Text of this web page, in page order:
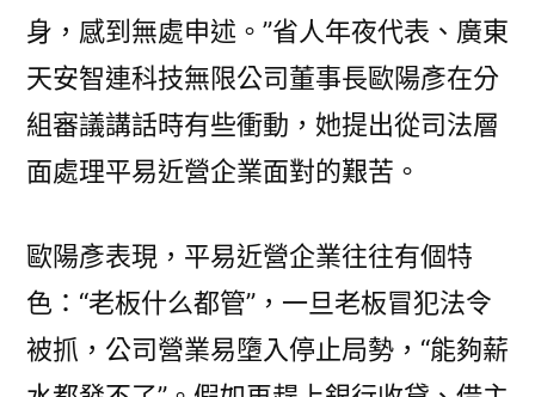
身，感到無處申述。”省人年夜代表、廣東
天安智連科技無限公司董事長歐陽彥在分
組審議講話時有些衝動，她提出從司法層
面處理平易近營企業面對的艱苦。
歐陽彥表現，平易近營企業往往有個特
色：“老板什么都管”，一旦老板冒犯法令
被抓，公司營業易墮入停止局勢，“能夠薪